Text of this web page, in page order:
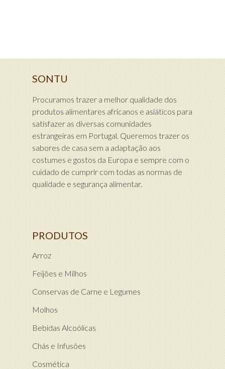
SONTU
Procuramos trazer a melhor qualidade dos
produtos alimentares africanos e asiáticos para
satisfazer as diversas comunidades
estrangeiras em Portugal. Queremos trazer os
sabores de casa sem a adaptação aos
costumes e gostos da Europa e sempre com o
cuidado de cumprir com todas as normas de
qualidade e segurança alimentar.
PRODUTOS
Arroz
Feijões e Milhos
Conservas de Carne e Legumes
Molhos
Bebidas Alcoólicas
Chás e Infusões
Cosmética